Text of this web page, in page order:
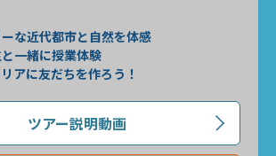
な近代都市と自然を体感
一緒に授業体験
アに友だちを作ろう！
ツアー説明動画